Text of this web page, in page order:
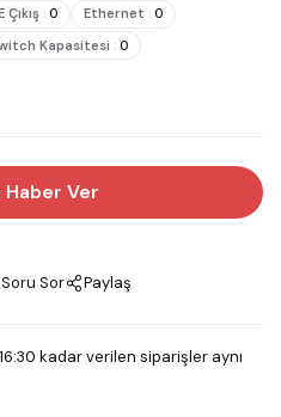
Çıkış : 0 Ethernet : 0
Kapasitesi : 0
Ver
Soru Sor Paylaş
kadar verilen siparişler aynı